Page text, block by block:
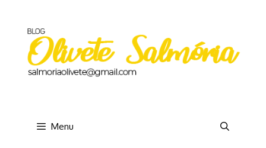
conteúdo
Menu